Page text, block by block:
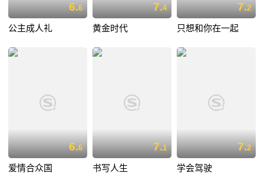
6.6
公主成人礼
7.4
黄金时代
7.2
只想和你在一起
6.6
爱情合众国
7.1
书写人生
7.2
学会驾驶